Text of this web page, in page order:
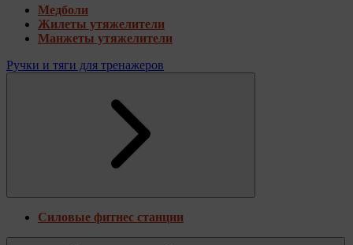
Медболи
Жилеты утяжелители
Манжеты утяжелители
Ручки и тяги для тренажеров
Силовые фитнес станции